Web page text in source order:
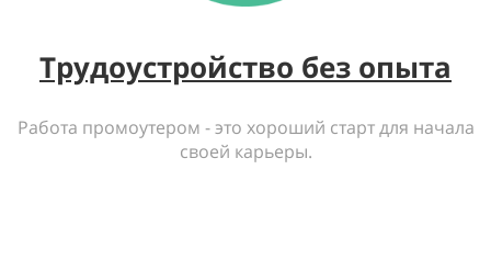
Трудоустройство без опыта
Работа промоутером - это хороший старт для начала
своей карьеры.